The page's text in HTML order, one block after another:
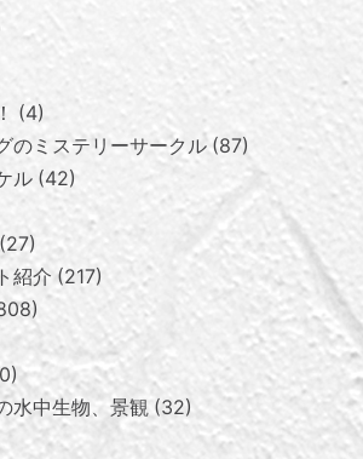
4
のミステリーサークル 87
ル 42
27
紹介 217
水中生物、景観 32